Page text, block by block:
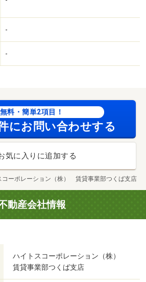
-
-
無料・簡単2項目！
にお問い合わせする
気に入りに追加する
コーポレーション（株） 賃貸事業部つくば支店
動産会社情報
ハイトスコーポレーション（株）
賃貸事業部つくば支店